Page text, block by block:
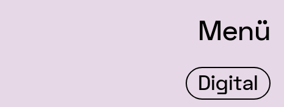
Menü
Digital